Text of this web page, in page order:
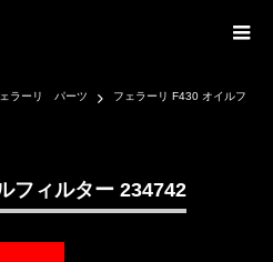
ラーリ パーツ フェラーリ F430 オイルフ
フィルター 234742